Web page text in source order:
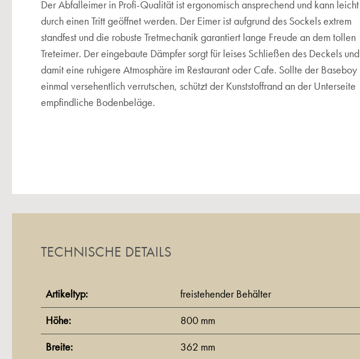
Der Abfalleimer in Profi-Qualität ist ergonomisch ansprechend und kann leicht
durch einen Tritt geöffnet werden. Der Eimer ist aufgrund des Sockels extrem
standfest und die robuste Tretmechanik garantiert lange Freude an dem tollen
Treteimer. Der eingebaute Dämpfer sorgt für leises Schließen des Deckels und
damit eine ruhigere Atmosphäre im Restaurant oder Cafe. Sollte der Baseboy
einmal versehentlich verrutschen, schützt der Kunststoffrand an der Unterseite
empfindliche Bodenbeläge.
TECHNISCHE DETAILS
Artikeltyp: freistehender Behälter
Höhe: 800 mm
Breite: 362 mm